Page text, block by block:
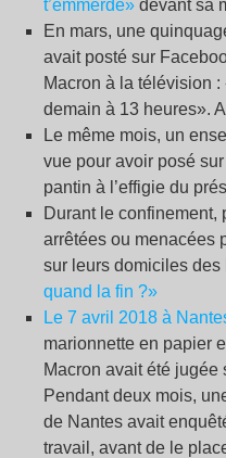
t’emmerde» devant sa
En mars, une
avait posté sur
Macron à la télévision :
demain à 13 heures».
Le même mois, un
vue pour avoir posé
pantin à l’effigie du
Durant le confinement,
arrêtées ou menacées
sur leurs domiciles des
quand la fin ?»
Le 7 avril 2018 à
marionnette en papier
Macron avait été
Pendant deux mois,
de Nantes avait
travail, avant de le